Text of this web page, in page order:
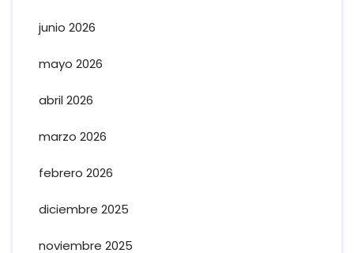
junio 2026
mayo 2026
abril 2026
marzo 2026
febrero 2026
diciembre 2025
noviembre 2025